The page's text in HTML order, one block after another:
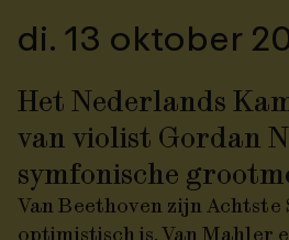
di. 13 oktober
Het Nederlands
van violist Gordan
symfonische
Van Beethoven zijnAchtste
optimistisch is. Van